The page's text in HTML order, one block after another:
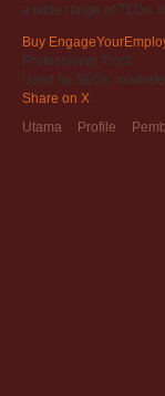
a wide range of TLDs.
Buy
Professional Trust
Used by SEOs,
Share on X
Utama
Profile